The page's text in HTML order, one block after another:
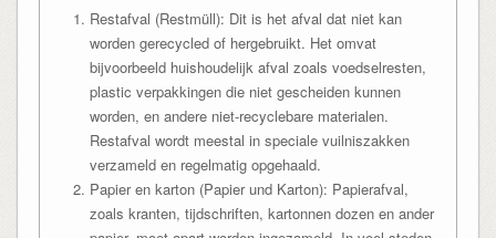
Restafval (Restmüll): Dit is het afval dat niet kan
worden gerecycled of hergebruikt. Het omvat
bijvoorbeeld huishoudelijk afval zoals voedselresten,
plastic verpakkingen die niet gescheiden kunnen
worden, en andere niet-recyclebare materialen.
Restafval wordt meestal in speciale vuilniszakken
verzameld en regelmatig opgehaald.
Papier en karton (Papier und Karton): Papierafval,
zoals kranten, tijdschriften, kartonnen dozen en ander